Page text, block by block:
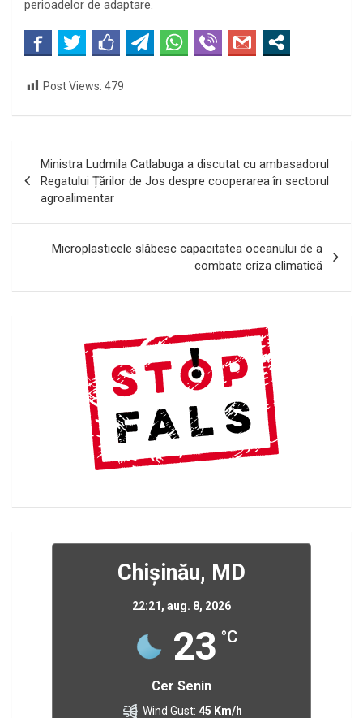
perioadelor de adaptare.
Post Views: 479
în
articole
Ministra Ludmila Catlabuga a discutat cu ambasadorul
Regatului Țărilor de Jos despre cooperarea în sectorul
agroalimentar
Microplasticele slăbesc capacitatea oceanului de a
combate criza climatică
Chișinău, MD
22:21, aug. 8, 2026
23 °C
Cer Senin
Wind Gust: 45 Km/h